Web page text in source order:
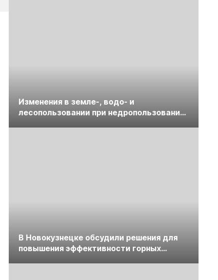
Изменения в земле-, водо- и
лесопользовании при недропользовании
В Новокузнецке обсудили решения для
повышения эффективности горных